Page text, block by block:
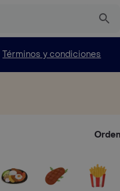
Términos y condiciones